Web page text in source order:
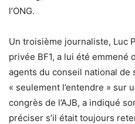
l’ONG.
Un troisième journaliste, Luc
privée BF1, a lui été emmené
agents du conseil national
« seulement l’entendre » sur
congrès de l’AJB, a indiqué
préciser s’il était toujours